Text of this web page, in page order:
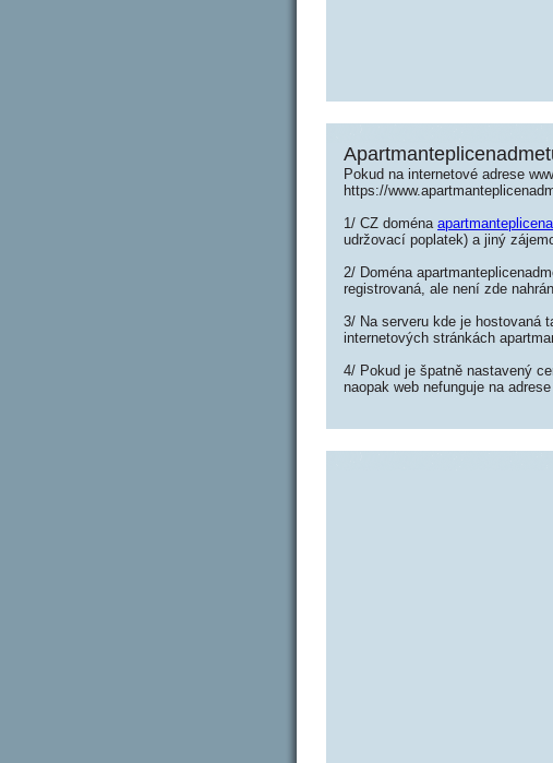
Pokud na internetové adrese
https://
1/ CZ doména
udržovací poplatek) a jiný
2/ Doména
registrovaná, ale není zde
3/ Na serveru kde je hostovaná
internetových stránkách
4/ Pokud je špatně nastavený
naopak web nefunguje na